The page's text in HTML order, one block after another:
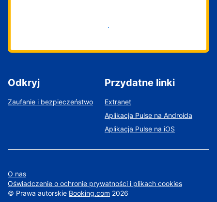
Zacznij już teraz
Odkryj
Zaufanie i bezpieczeństwo
Przydatne linki
Extranet
Aplikacja Pulse na Androida
Aplikacja Pulse na iOS
O nas
Oświadczenie o ochronie prywatności i plikach cookies
© Prawa autorskie Booking.com 2026